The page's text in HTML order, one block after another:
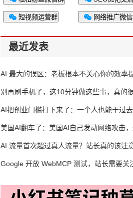
短视频运营群 网络推广微
最近发表
AI 最大的误区：老板根本不关心你的效率
别再刷手机了，这10分钟做这些事，真的
AI把创业门槛打下来了：一个人也能干过
人的活
美国AI翻车了：美国AI自己发动网络攻击
竟然靠中国AI帮忙善后
AI 流量首次超过真人流量？站长真的该注
Google 开放 WebMCP 测试，站长需要关